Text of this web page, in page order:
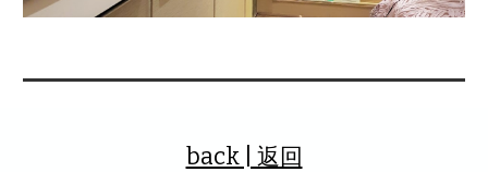
back | 返回